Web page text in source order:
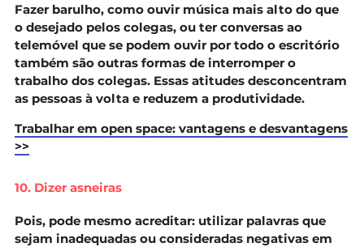
Fazer barulho, como ouvir música mais alto do que
o desejado pelos colegas, ou ter conversas ao
telemóvel que se podem ouvir por todo o escritório
também são outras formas de interromper o
trabalho dos colegas. Essas atitudes desconcentram
as pessoas à volta e reduzem a produtividade.
Trabalhar em open space: vantagens e desvantagens
>>
10. Dizer asneiras
Pois, pode mesmo acreditar: utilizar palavras que
sejam inadequadas ou consideradas negativas em